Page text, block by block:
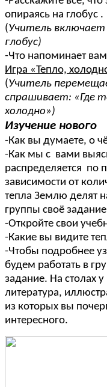
опираясь на глобус .
(Учитель
глобус)
-Что напоминает
Игра «Тепло,
(Учитель
спрашивает: «Где
холодно»)
Изучение нового
-Как вы думаете, о
-Как мы с вами
распределяется по
зависимости от
тепла Землю делят
группы своё
-Откройте свои
-Какие вы видите
-Чтобы подробнее
будем работать в
задание. На столах
литература,
из которых вы
интересного.